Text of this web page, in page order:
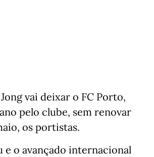
vai deixar o FC Porto,
pelo clube, sem renovar
os portistas.
o avançado internacional